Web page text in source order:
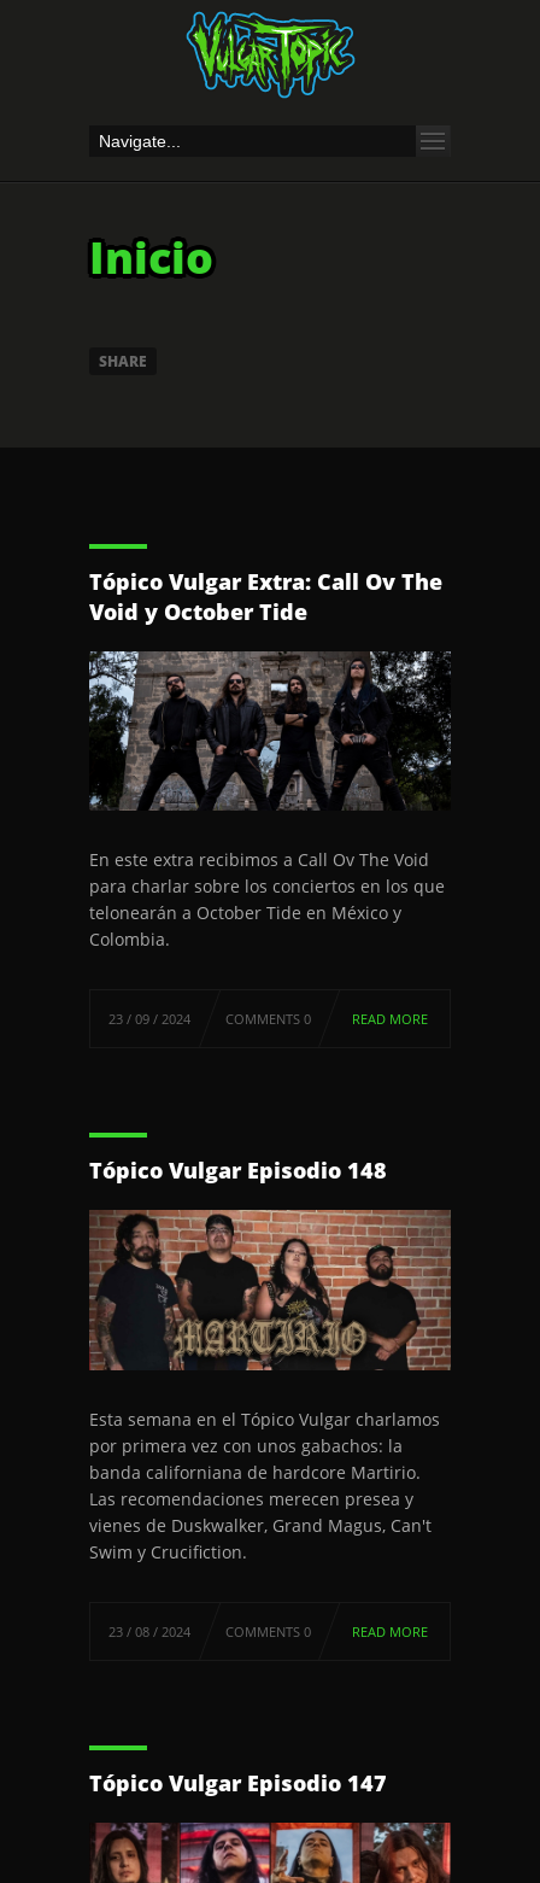
Inicio
SHARE
Tópico Vulgar Extra: Call Ov The
Void y October Tide
En este extra recibimos a Call Ov The Void
para charlar sobre los conciertos en los que
telonearán a October Tide en México y
Colombia.
23 / 09 / 2024 COMMENTS 0 READ MORE
Tópico Vulgar Episodio 148
Esta semana en el Tópico Vulgar charlamos
por primera vez con unos gabachos: la
banda californiana de hardcore Martirio.
Las recomendaciones merecen presea y
vienes de Duskwalker, Grand Magus, Can't
Swim y Crucifiction.
23 / 08 / 2024 COMMENTS 0 READ MORE
Tópico Vulgar Episodio 147